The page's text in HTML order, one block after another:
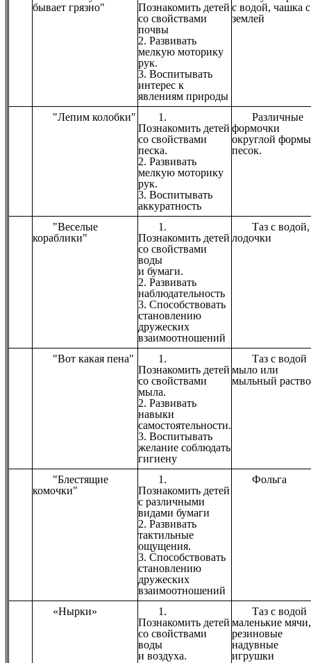
бывает грязно"
Познакомить детей
со свойствами
почвы
2. Развивать
мелкую моторику
рук.
3. Воспитывать
интерес к
явлениям природы
с водой, чашка с
землей
"Лепим колобки"
1.
Познакомить детей
со свойствами
песка.
2. Развивать
мелкую моторику
рук.
3. Воспитывать
аккуратность
Различные
формочки
округлой
песок.
"Веселые
кораблики"
1.
Познакомить детей
со свойствами
воды
и бумаги.
2. Развивать
наблюдательность
3. Способствовать
становлению
дружеских
взаимоотношений
Таз с водой,
лодочки
"Вот какая пена"
1.
Познакомить детей
со свойствами
мыла.
2. Развивать
навыки
самостоятельности.
3. Воспитывать
желание соблюдать
гигиену
Таз с водой
мыло или
мыльный
"Блестящие
комочки"
1.
Познакомить детей
с различными
видами бумаги
2. Развивать
тактильные
ощущения.
3. Способствовать
становлению
дружеских
взаимоотношений
Фольга
«Нырки»
1.
Познакомить детей
со свойствами
воды
и воздуха.
Таз с водой
маленькие мячи,
резиновые
надувные
игрушки